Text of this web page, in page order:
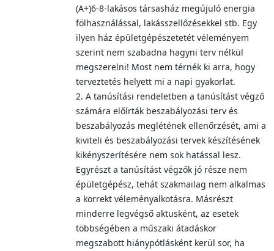
(A+)6-8-lakásos társasház megújuló energia
fölhasználással, lakásszellőzésekkel stb. Egy
ilyen ház épületgépészetetét véleményem
szerint nem szabadna hagyni terv nélkül
megszerelni! Most nem térnék ki arra, hogy
terveztetés helyett mi a napi gyakorlat.
2. A tanúsítási rendeletben a tanúsítást végző
számára előírták beszabályozási terv és
beszabályozás meglétének ellenőrzését, ami a
kiviteli és beszabályozási tervek készítésének
kikényszerítésére nem sok hatással lesz.
Egyrészt a tanúsítást végzők jó része nem
épületgépész, tehát szakmailag nem alkalmas
a korrekt véleményalkotásra. Másrészt
minderre legvégső aktusként, az esetek
többségében a műszaki átadáskor
megszabott hiánypótlásként kerül sor, ha